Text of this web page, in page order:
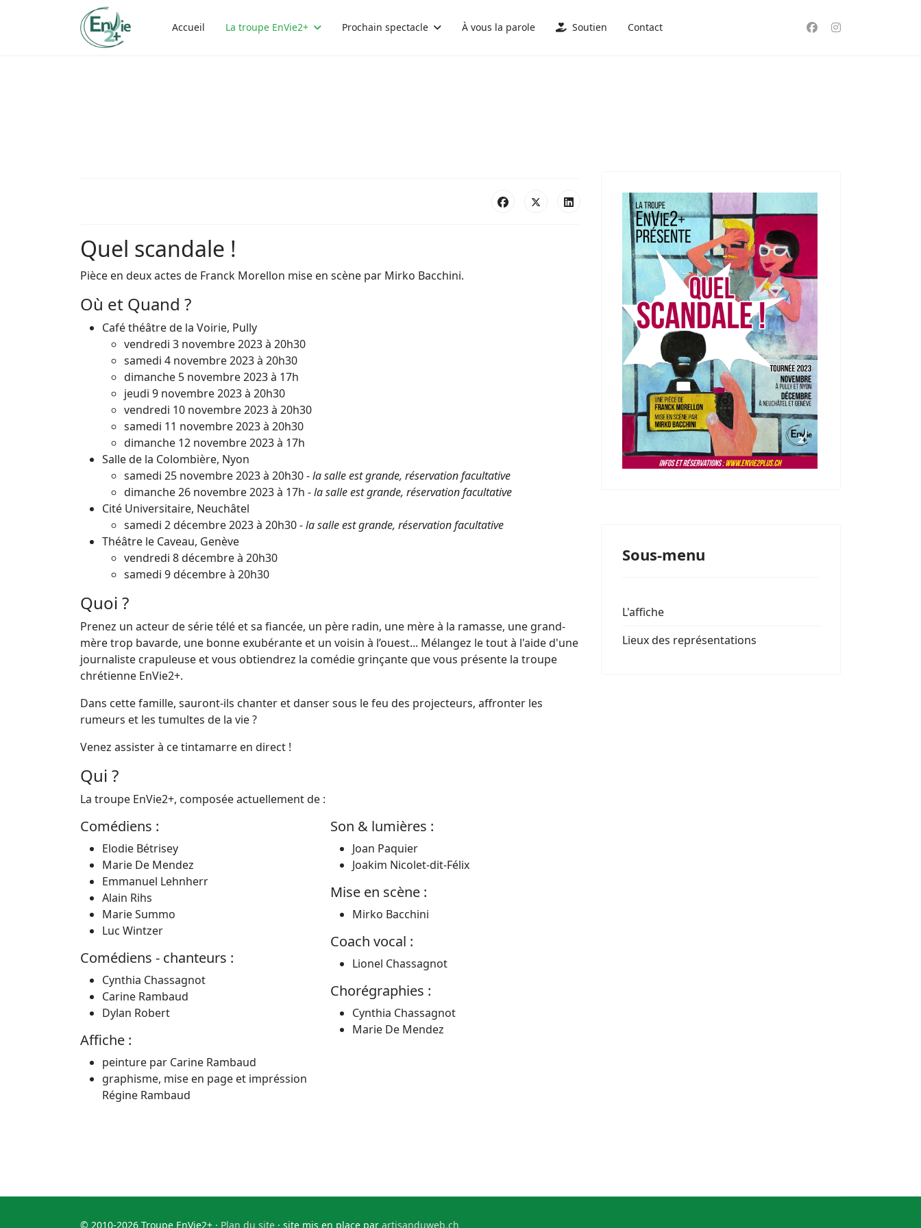
Accueil La troupe EnVie2+ Prochain spectacle À vous la parole Soutien Contact
Quel scandale !
Pièce en deux actes de Franck Morellon mise en scène par Mirko Bacchini.
Où et Quand ?
Café théâtre de la Voirie, Pully
vendredi 3 novembre 2023 à 20h30
samedi 4 novembre 2023 à 20h30
dimanche 5 novembre 2023 à 17h
jeudi 9 novembre 2023 à 20h30
vendredi 10 novembre 2023 à 20h30
samedi 11 novembre 2023 à 20h30
dimanche 12 novembre 2023 à 17h
Salle de la Colombière, Nyon
samedi 25 novembre 2023 à 20h30 -la salle est grande, réservation facultative
dimanche 26 novembre 2023 à 17h -la salle est grande, réservation facultative
Cité Universitaire, Neuchâtel
samedi 2 décembre 2023 à 20h30 -la salle est grande, réservation facultative
Théâtre le Caveau, Genève
vendredi 8 décembre à 20h30
samedi 9 décembre à 20h30
Quoi ?
Prenez un acteur de série télé et sa fiancée, un père radin, une mère à la ramasse, une grand-
mère trop bavarde, une bonne exubérante et un voisin à l’ouest... Mélangez le tout à l'aide d'une
journaliste crapuleuse et vous obtiendrez la comédie grinçante que vous présente la troupe
chrétienne EnVie2+.
Dans cette famille, sauront-ils chanter et danser sous le feu des projecteurs, affronter les
rumeurs et les tumultes de la vie ?
Venez assister à ce tintamarre en direct !
Qui ?
La troupe EnVie2+, composée actuellement de :
Comédiens :
Elodie Bétrisey
Marie De Mendez
Emmanuel Lehnherr
Alain Rihs
Marie Summo
Luc Wintzer
Comédiens - chanteurs :
Cynthia Chassagnot
Carine Rambaud
Dylan Robert
Affiche :
peinture par Carine Rambaud
graphisme, mise en page et impréssion
Régine Rambaud
Son & lumières :
Joan Paquier
Joakim Nicolet-dit-Félix
Mise en scène :
Mirko Bacchini
Coach vocal :
Lionel Chassagnot
Chorégraphies :
Cynthia Chassagnot
Marie De Mendez
Sous-menu
L'affiche
Lieux des représentations
© 2010-2026 Troupe EnVie2+ · Plan du site · site mis en place par artisanduweb.ch